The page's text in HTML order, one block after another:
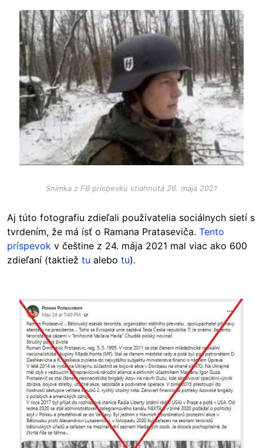
Image
Snímka z FB príspevku stiahnutá 26. mája 2021
Aj túto fotografiu zdieľali používatelia sociálnych sietí s
tvrdením, že má ísť o Ramana Prataseviča. Tento
príspevok v češtine z 24. mája 2021 mal viac ako 600
zdieľaní (taktiež tu alebo tu).
Image